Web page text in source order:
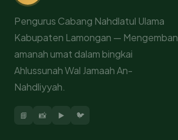
Pengurus Cabang Nahdlatul Ulama
Kabupaten Lamongan — Mengemban
amanah umat dalam bingkai
Ahlussunah Wal Jamaah An-
Nahdliyyah.
📘 📸 ▶️ 🐦